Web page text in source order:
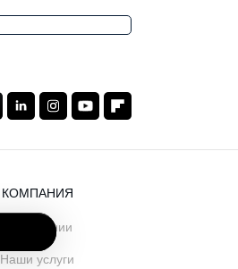
КОМПАНИЯ
О компании
Наши услуги